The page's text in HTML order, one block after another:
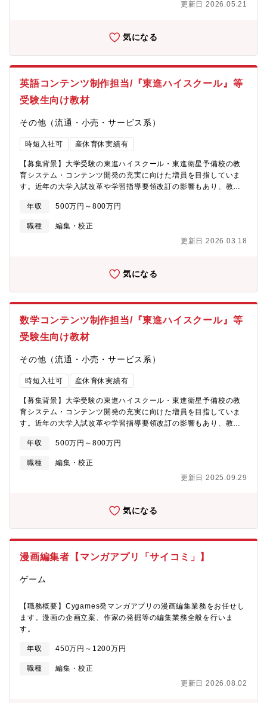
タイルや体型変化に寄り添った、ファッションコンテンツの企
サイトを捉まえた企画の作成。・撮影ディレクション： スタイリ
オリティ管理。時に、一般女性のリアルな街角スナップの取材・
ライターのディレクション、または自ら執筆。・EC連携コンテン
ツ： 関連ECサイトへの送客を目的とした、商品紹介記事や着回し
率、クリック率、購入率）を分析し、仮説を立て次の企画に反映
名
更新日 2026.05.21
気になる
英語コンテンツ制作担当/『東進ハイスクール』等
受験生向け教材
その他（流通・小売・サービス系）
時短入社可 産休育休実績有
【募集背景】大学受験の東進ハイスクール・東進衛星予備校の教
育システム・コンテンツ開発の充実に向けた増員を目指していま
す。近年の大学入試改革や学習指導要領改訂の影響もあり、教材
ます。【ミッション】同社はこれまで蓄積された膨大な学習ビッ
グデータとAIを活用した革新的コンテンツ・サービスの開発や、
生徒が主体的に学習に取り組むモチベーションを高めるためのイ
ベント設計に取り組み、業界のリーディングカンパニーとして受
ませんか？東進に通う生徒、また東進の模擬試験を受験して入試
ちむかう未来の人財候補たちを育てることができる、非常に影響
強のための塾ではなく、「独立自尊の社会・世界に貢献する人財
になる」という目標に向けて、まずは人生の夢と志を育む教育を
画、分析、研修・模擬試験の作問編集（ディレクション中心）・
学生アルバイト）のマネジメント・社内のシステム部門、AI部門
程度①教務企画運営部 ★同部署に配属予定です②教務制作部③
放送制作部【魅力】■「人財育成企業」として日本最大級の学習ビ
ッグデータを利用できる■一流講師と一緒に、生徒の人間力を育て
カーで質の高いコンテンツ制作ができる■生徒の受験生活を革新す
るようなコンテンツを生み出す面白みを味わえる
年収 500万円～800万円
職種
編集・校正
更新日 2026.03.18
気になる
数学コンテンツ制作担当/『東進ハイスクール』等
受験生向け教材
その他（流通・小売・サービス系）
時短入社可 産休育休実績有
【募集背景】大学受験の東進ハイスクール・東進衛星予備校の教
育システム・コンテンツ開発の充実に向けた増員を目指していま
す。近年の大学入試改革や学習指導要領改訂の影響もあり、教材
ます。【ミッション】同社はこれまで蓄積された膨大な学習ビッ
グデータとAIを活用した革新的コンテンツ・サービスの開発や、
生徒が主体的に学習に取り組むモチベーションを高めるためのイ
ベント設計に取り組み、業界のリーディングカンパニーとして受
ませんか？東進に通う生徒、また東進の模擬試験を受験して入試
ちむかう未来の人財候補たちを育てることができる、非常に影響
強のための塾ではなく、「独立自尊の社会・世界に貢献する人財
大切にしています。【業務内容】・新規講座、コンテンツの企
講師が行う授業講座の企画制作、収録立ち合い・教務研究員（大
学生アルバイト）のマネジメント・社内のシステム部門、AI部門
と連携した革新的学びの創造【組織構成】■コンテンツ本部：60名
放送制作部【魅力】■「人財育成企業」として日本最大級の学習ビ
る講座開発に携わることができる■教育現場を持つコンテンツメー
カーで質の高いコンテンツ制作ができる■生徒の受験生活を革新す
年収 500万円～800万円
職種
編集・校正
更新日 2025.09.29
気になる
漫画編集者【マンガアプリ「サイコミ」】
ゲーム
【職務概要】Cygames発マンガアプリの漫画編集業務をお任せし
ます。漫画の企画立案、作家の発掘等の編集業務全般を行いま
す。
年収 450万円～1200万円
職種
編集・校正
更新日 2026.08.02